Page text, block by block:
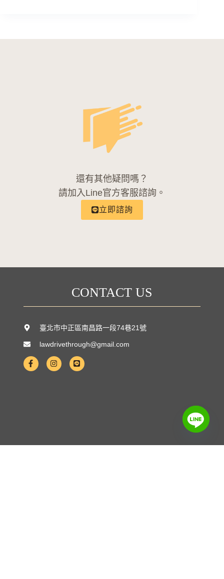
還有其他疑問嗎？
請加入Line官方客服諮詢。
立即諮詢
CONTACT US
臺北市中正區南昌路一段74巷21號
lawdrivethrough@gmail.com